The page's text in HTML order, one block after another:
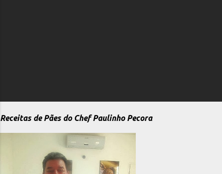
Receitas de Pães do Chef Paulinho Pecora